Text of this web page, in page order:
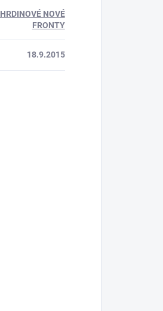
HRDINOVÉ NOVÉ
FRONTY
18.9.2015